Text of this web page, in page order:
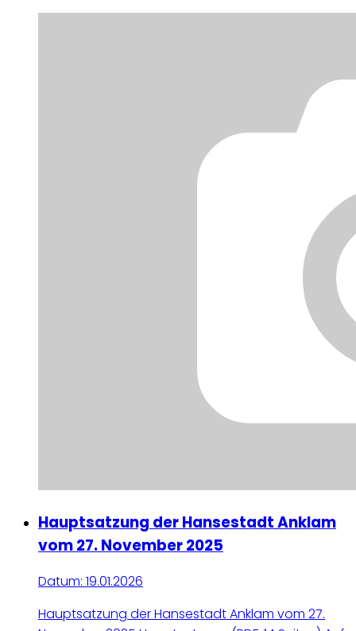
Hauptsatzung der Hansestadt Anklam
vom 27. November 2025
Datum: 19.01.2026
Hauptsatzung der Hansestadt Anklam vom 27.